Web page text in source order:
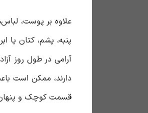
علاوه بر پوست،
پنبه، پشم، کتان یا
آرامی در طول روز
دارند، ممکن است
قسمت کوچک و پنهان